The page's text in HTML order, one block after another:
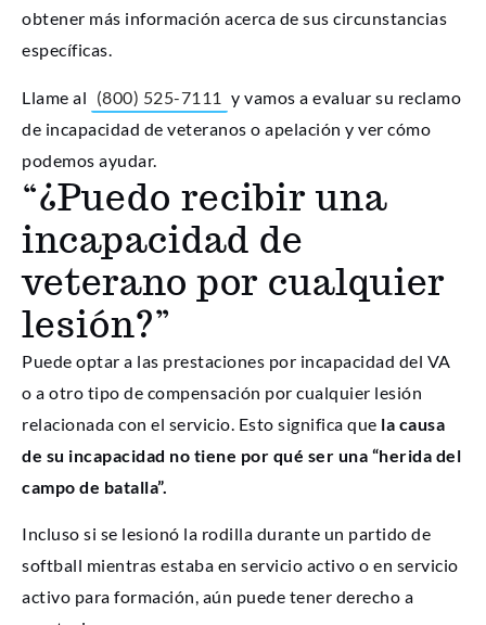
obtener más información acerca de sus circunstancias
específicas.
Llame al (800) 525-7111 y vamos a evaluar su reclamo
de incapacidad de veteranos o apelación y ver cómo
podemos ayudar.
“¿Puedo recibir una
incapacidad de
veterano por cualquier
lesión?”
Puede optar a las prestaciones por incapacidad del VA
o a otro tipo de compensación por cualquier lesión
relacionada con el servicio. Esto significa que la causa
de su incapacidad no tiene por qué ser una “herida del
campo de batalla”.
Incluso si se lesionó la rodilla durante un partido de
softball mientras estaba en servicio activo o en servicio
activo para formación, aún puede tener derecho a